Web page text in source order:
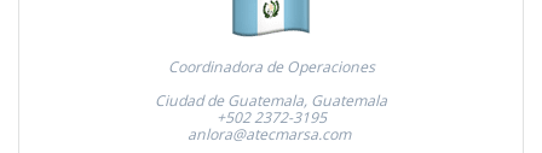
Coordinadora de Operaciones
Ciudad de Guatemala, Guatemala
+502 2372-3195
anlora@atecmarsa.com